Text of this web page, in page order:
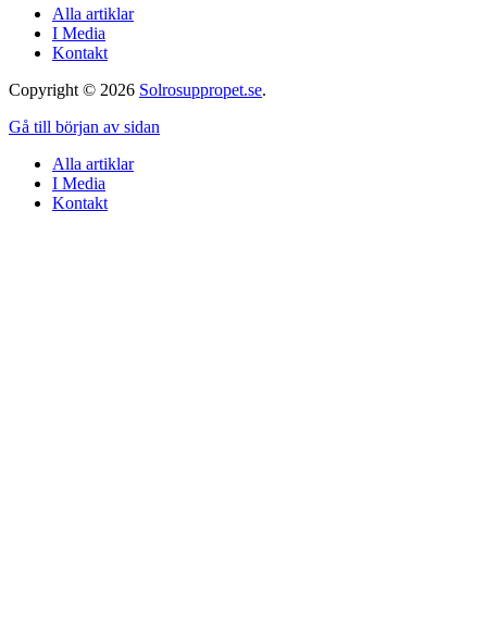
Alla artiklar
I Media
Kontakt
Copyright © 2026 Solrosuppropet.se.
Gå till början av sidan
Alla artiklar
I Media
Kontakt